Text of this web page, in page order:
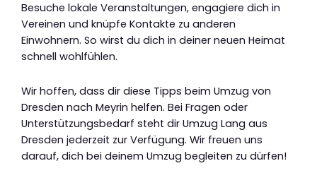
Besuche lokale Veranstaltungen, engagiere dich in
Vereinen und knüpfe Kontakte zu anderen
Einwohnern. So wirst du dich in deiner neuen Heimat
schnell wohlfühlen.
Wir hoffen, dass dir diese Tipps beim Umzug von
Dresden nach Meyrin helfen. Bei Fragen oder
Unterstützungsbedarf steht dir Umzug Lang aus
Dresden jederzeit zur Verfügung. Wir freuen uns
darauf, dich bei deinem Umzug begleiten zu dürfen!